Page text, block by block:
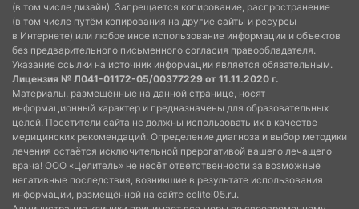
(в том числе дизайн). Запрещается копирование, распространение
(в том числе путём копирования на другие сайты и ресурсы
в Интернете) или любое иное использование информации и объектов
без предварительного письменного согласия правообладателя.
Указание ссылки на источник информации является обязательным.
Лицензия № Л041-01172-05/00377229 от 11.11.2020 г.
Материалы, размещённые на данной странице, носят
информационный характер и предназначены для образовательных
целей. Посетители сайта не должны использовать их в качестве
медицинских рекомендаций. Определение диагноза и выбор методики
лечения остаётся исключительной прерогативой вашего лечащего
врача! ООО «Целитель» не несёт ответственности за возможные
негативные последствия, возникшие в результате использования
информации, размещённой на сайте celitel05.ru.